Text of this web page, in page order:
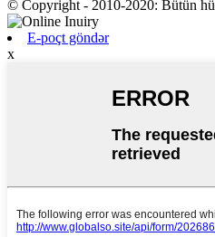
© Copyright - 2010-2020: Bütün
E-poçt göndər
x